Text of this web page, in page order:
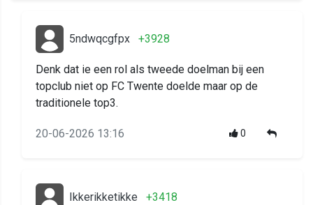
5ndwqcgfpx +3928
Denk dat ie een rol als tweede doelman bij een
topclub niet op FC Twente doelde maar op de
traditionele top3.
20-06-2026 13:16 0
Ikkerikketikke +3418